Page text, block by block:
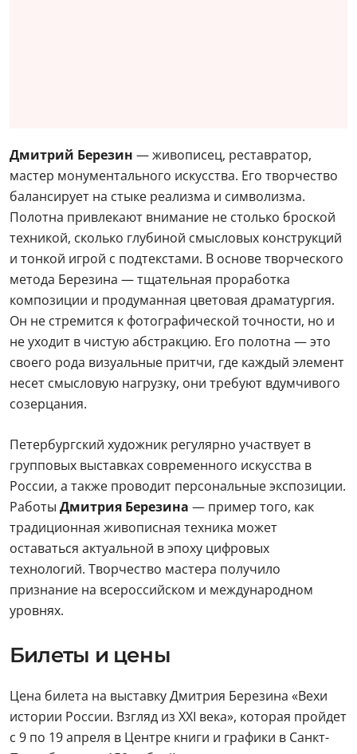
Дмитрий Березин — живописец, реставратор,
мастер монументального искусства. Его творчество
балансирует на стыке реализма и символизма.
Полотна привлекают внимание не столько броской
техникой, сколько глубиной смысловых конструкций
и тонкой игрой с подтекстами. В основе творческого
метода Березина — тщательная проработка
композиции и продуманная цветовая драматургия.
Он не стремится к фотографической точности, но и
не уходит в чистую абстракцию. Его полотна — это
своего рода визуальные притчи, где каждый элемент
несет смысловую нагрузку, они требуют вдумчивого
созерцания.
Петербургский художник регулярно участвует в
групповых выставках современного искусства в
России, а также проводит персональные экспозиции.
Работы Дмитрия Березина — пример того, как
традиционная живописная техника может
оставаться актуальной в эпоху цифровых
технологий. Творчество мастера получило
признание на всероссийском и международном
уровнях.
Билеты и цены
Цена билета на выставку Дмитрия Березина «Вехи
истории России. Взгляд из XXI века», которая пройдет
с 9 по 19 апреля в Центре книги и графики в Санкт-